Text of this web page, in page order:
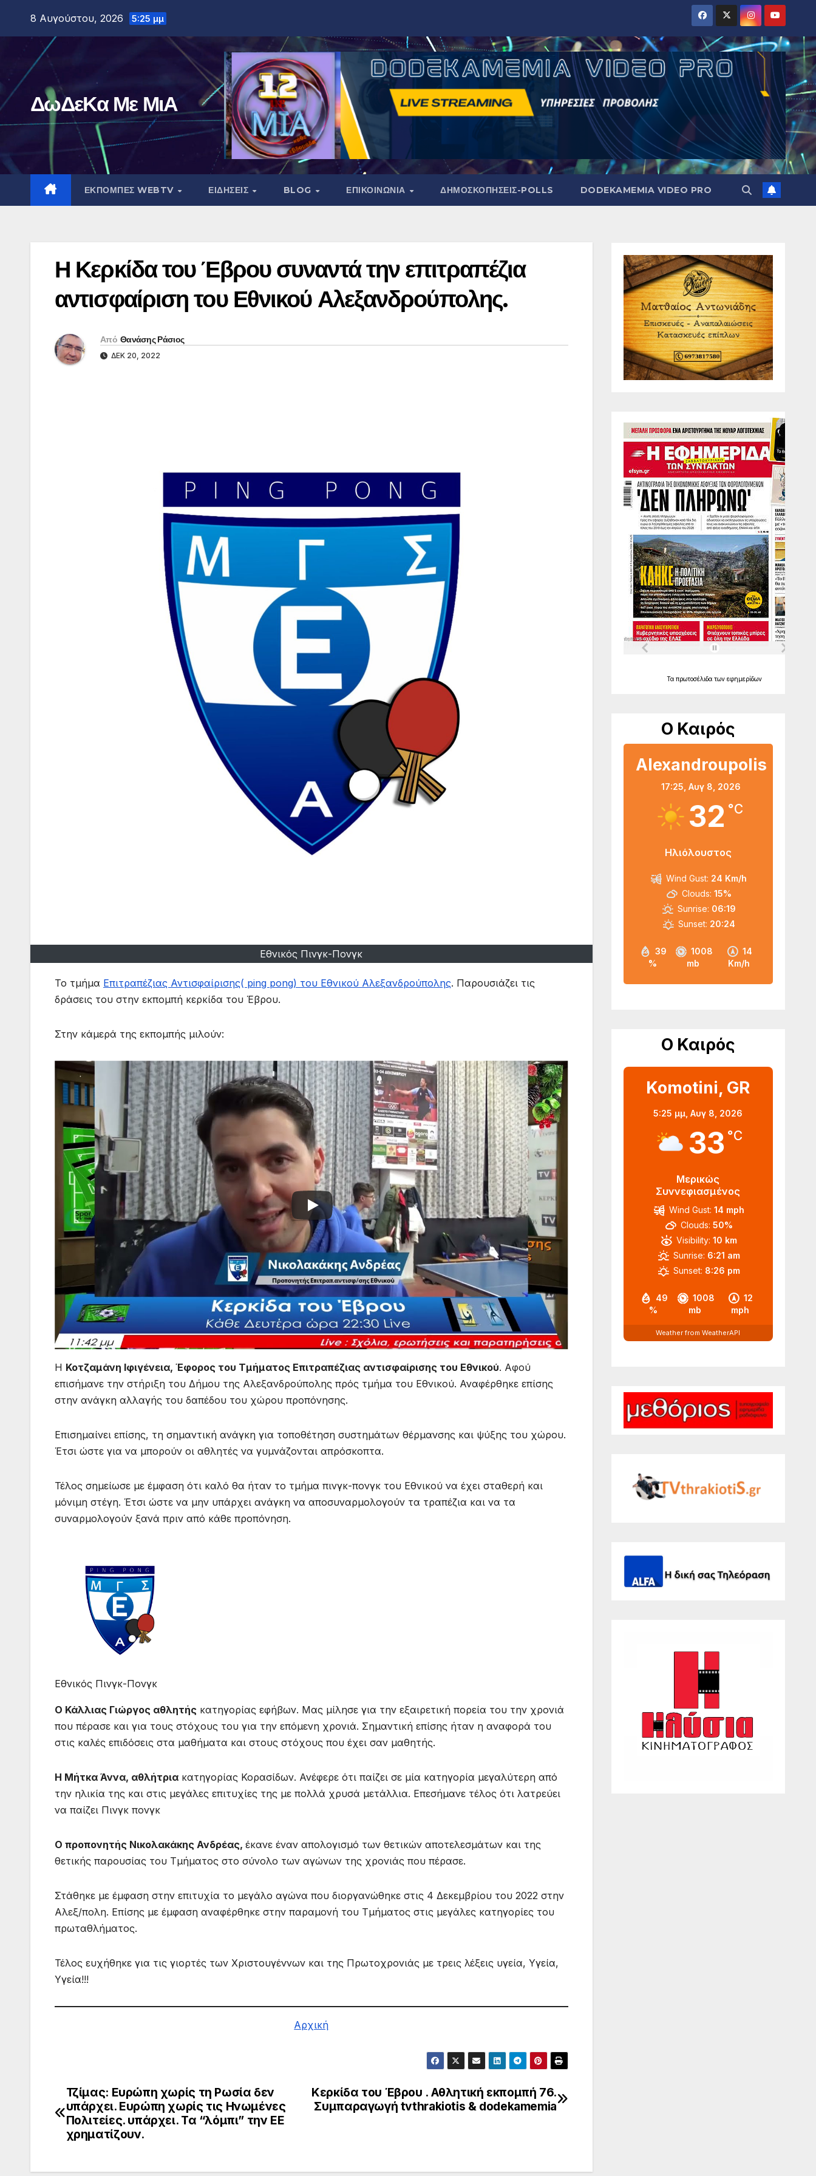
περιεχόμενο
8 Αυγούστου, 2026 5:25 μμ
ΔωΔεΚα Με ΜιΑ
ΕΚΠΟΜΠΕΣ WEBTV ΕΙΔΗΣΕΙΣ BLOG ΕΠΙΚΟΙΝΩΝΙΑ ΔΗΜΟΣΚΟΠΉΣΕΙΣ-POLLS DODEKAMEMIA VIDEO PRO
Η Κερκίδα του Έβρου συναντά την επιτραπέζια
αντισφαίριση του Εθνικού Αλεξανδρούπολης.
Από Θανάσης Ράσιος
ΔΕΚ 20, 2022
Εθνικός Πινγκ-Πονγκ
Το τμήμα Επιτραπέζιας Αντισφαίρισης( ping pong) του Εθνικού Αλεξανδρούπολης. Παρουσιάζει τις
δράσεις του στην εκπομπή κερκίδα του Έβρου.
Στην κάμερά της εκπομπής μιλούν:
Η Κοτζαμάνη Ιφιγένεια, Έφορος του Τμήματος Επιτραπέζιας αντισφαίρισης του Εθνικού. Αφού
επισήμανε την στήριξη του Δήμου της Αλεξανδρούπολης πρός τμήμα του Εθνικού. Αναφέρθηκε επίσης
στην ανάγκη αλλαγής του δαπέδου του χώρου προπόνησης.
Επισημαίνει επίσης, τη σημαντική ανάγκη για τοποθέτηση συστημάτων θέρμανσης και ψύξης του χώρου.
Έτσι ώστε για να μπορούν οι αθλητές να γυμνάζονται απρόσκοπτα.
Τέλος σημείωσε με έμφαση ότι καλό θα ήταν το τμήμα πινγκ-πονγκ του Εθνικού να έχει σταθερή και
μόνιμη στέγη. Έτσι ώστε να μην υπάρχει ανάγκη να αποσυναρμολογούν τα τραπέζια και να τα
συναρμολογούν ξανά πριν από κάθε προπόνηση.
Εθνικός Πινγκ-Πονγκ
Ο Κάλλιας Γιώργος αθλητής κατηγορίας εφήβων. Μας μίλησε για την εξαιρετική πορεία του την χρονιά
που πέρασε και για τους στόχους του για την επόμενη χρονιά. Σημαντική επίσης ήταν η αναφορά του
στις καλές επιδόσεις στα μαθήματα και στους στόχους που έχει σαν μαθητής.
Η Μήτκα Άννα, αθλήτρια κατηγορίας Κορασίδων. Ανέφερε ότι παίζει σε μία κατηγορία μεγαλύτερη από
την ηλικία της και στις μεγάλες επιτυχίες της με πολλά χρυσά μετάλλια. Επεσήμανε τέλος ότι λατρεύει
να παίζει Πινγκ πονγκ
Ο προπονητής Νικολακάκης Ανδρέας, έκανε έναν απολογισμό των θετικών αποτελεσμάτων και της
θετικής παρουσίας του Τμήματος στο σύνολο των αγώνων της χρονιάς που πέρασε.
Στάθηκε με έμφαση στην επιτυχία το μεγάλο αγώνα που διοργανώθηκε στις 4 Δεκεμβρίου του 2022 στην
Αλεξ/πολη. Επίσης με έμφαση αναφέρθηκε στην παραμονή του Τμήματος στις μεγάλες κατηγορίες του
πρωταθλήματος.
Τέλος ευχήθηκε για τις γιορτές των Χριστουγέννων και της Πρωτοχρονιάς με τρεις λέξεις υγεία, Υγεία,
Υγεία!!!
Αρχική
Πλοήγηση
άρθρων
Κερκίδα του Έβρου . Αθλητική εκπομπή 76.
Συμπαραγωγή tvthrakiotis & dodekamemia
Τζίμας: Ευρώπη χωρίς τη Ρωσία δεν
υπάρχει. Ευρώπη χωρίς τις Ηνωμένες
Πολιτείες. υπάρχει. Τα “λόμπι” την ΕΕ
χρηματίζουν.
Τα πρωτοσέλιδα των εφημερίδων
Ο Καιρός
Alexandroupolis
17:25, Αυγ 8, 2026
32 °C
Ηλιόλουστος
39
%
1008
mb
14
Km/h
Wind Gust: 24 Km/h
Clouds: 15%
Sunrise: 06:19
Sunset: 20:24
Ο Καιρός
Komotini, GR
5:25 μμ,Αυγ 8, 2026
33 °C
Μερικώς
Συννεφιασμένος
49
%
1008
mb
12
mph
Wind Gust: 14 mph
Clouds: 50%
Visibility: 10 km
Sunrise: 6:21 am
Sunset: 8:26 pm
Weather from WeatherAPI